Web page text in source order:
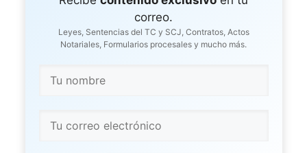
correo.
Leyes, Sentencias del TC y SCJ, Contratos, Actos
Notariales, Formularios procesales y mucho más.